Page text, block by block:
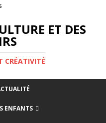
ET DES
CRÉATIVITÉ
ENFANTS